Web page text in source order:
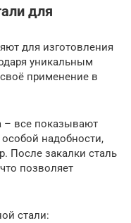
для
для изготовления
уникальным
применение в
– все показывают
надобности,
После закалки сталь
позволяет
стали: